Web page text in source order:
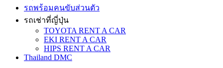
รถพร้อมคนขับส่วนตัว
รถเช่าที่ญี่ปุ่น
TOYOTA RENT A CAR
EKI RENT A CAR
HIPS RENT A CAR
Thailand DMC